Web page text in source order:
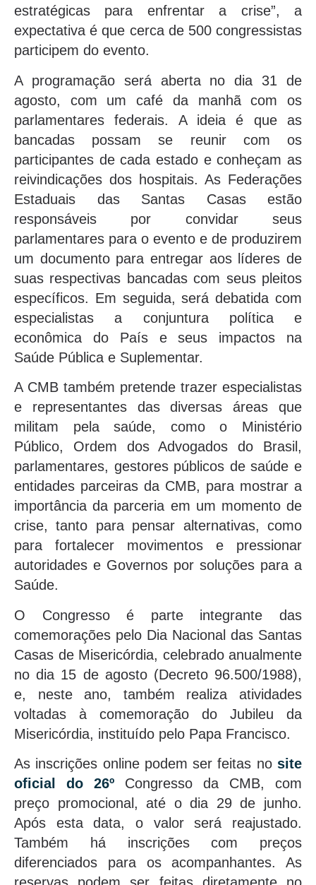
estratégicas para enfrentar a crise”, a
expectativa é que cerca de 500 congressistas
participem do evento.
A programação será aberta no dia 31 de
agosto, com um café da manhã com os
parlamentares federais. A ideia é que as
bancadas possam se reunir com os
participantes de cada estado e conheçam as
reivindicações dos hospitais. As Federações
Estaduais das Santas Casas estão
responsáveis por convidar seus
parlamentares para o evento e de produzirem
um documento para entregar aos líderes de
suas respectivas bancadas com seus pleitos
específicos. Em seguida, será debatida com
especialistas a conjuntura política e
econômica do País e seus impactos na
Saúde Pública e Suplementar.
A CMB também pretende trazer especialistas
e representantes das diversas áreas que
militam pela saúde, como o Ministério
Público, Ordem dos Advogados do Brasil,
parlamentares, gestores públicos de saúde e
entidades parceiras da CMB, para mostrar a
importância da parceria em um momento de
crise, tanto para pensar alternativas, como
para fortalecer movimentos e pressionar
autoridades e Governos por soluções para a
Saúde.
O Congresso é parte integrante das
comemorações pelo Dia Nacional das Santas
Casas de Misericórdia, celebrado anualmente
no dia 15 de agosto (Decreto 96.500/1988),
e, neste ano, também realiza atividades
voltadas à comemoração do Jubileu da
Misericórdia, instituído pelo Papa Francisco.
As inscrições online podem ser feitas no site
oficial do 26º Congresso da CMB, com
preço promocional, até o dia 29 de junho.
Após esta data, o valor será reajustado.
Também há inscrições com preços
diferenciados para os acompanhantes. As